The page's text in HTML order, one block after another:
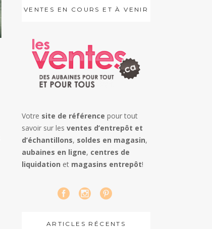
VENTES EN COURS ET À VENIR
Votre site de référence pour tout
savoir sur les ventes d’entrepôt et
d’échantillons, soldes en magasin,
aubaines en ligne, centres de
liquidation et magasins entrepôt!
ARTICLES RÉCENTS